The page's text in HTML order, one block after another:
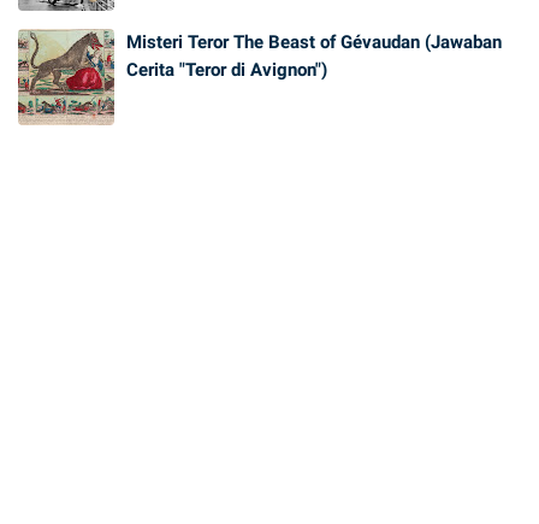
Misteri Teror The Beast of Gévaudan (Jawaban
Cerita "Teror di Avignon")